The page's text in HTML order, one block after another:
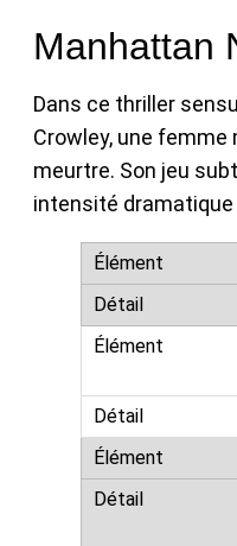
Manhattan
Dans ce thriller
Crowley, une
meurtre. Son jeu
intensité